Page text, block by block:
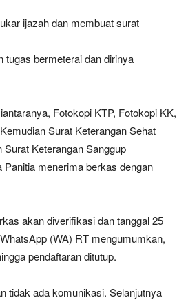
ijazah dan membuat surat
tugas bermeterai dan dirinya
Fotokopi KTP, Fotokopi KK,
Surat Keterangan Sehat
Keterangan Sanggup
menerima berkas dengan
akan diverifikasi dan tanggal 25
(WA) RT mengumumkan,
pendaftaran ditutup.
tidak ada komunikasi. Selanjutnya